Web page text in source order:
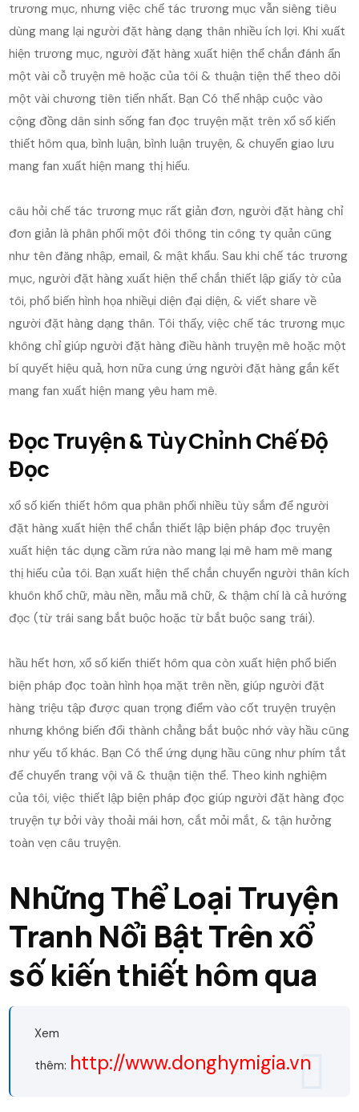
trương mục, nhưng việc chế tác trương mục vẫn siêng tiêu
dùng mang lại người đặt hàng dạng thân nhiều ích lợi. Khi xuất
hiện trương mục, người đặt hàng xuất hiện thể chắn đánh ẩn
một vài cỗ truyện mê hoặc của tôi & thuận tiện thể theo dõi
một vài chương tiên tiến nhất. Bạn Có thể nhập cuộc vào
cộng đồng dân sinh sống fan đọc truyện mặt trên xổ số kiến
thiết hôm qua, bình luận, bình luận truyện, & chuyển giao lưu
mang fan xuất hiện mang thị hiếu.
câu hỏi chế tác trương mục rất giản đơn, người đặt hàng chỉ
đơn giản là phân phối một đôi thông tin công ty quản cũng
như tên đăng nhập, email, & mật khẩu. Sau khi chế tác trương
mục, người đặt hàng xuất hiện thể chắn thiết lập giấy tờ của
tôi, phổ biến hình họa nhiềụi diện đại diện, & viết share về
người đặt hàng dạng thân. Tôi thấy, việc chế tác trương mục
không chỉ giúp người đặt hàng điều hành truyện mê hoặc một
bí quyết hiệu quả, hơn nữa cung ứng người đặt hàng gắn kết
mang fan xuất hiện mang yêu ham mê.
Đọc Truyện & Tùy Chỉnh Chế Độ
Đọc
xổ số kiến thiết hôm qua phân phối nhiều tùy sắm để người
đặt hàng xuất hiện thể chắn thiết lập biện pháp đọc truyện
xuất hiện tác dụng cầm rứa nào mang lại mê ham mê mang
thị hiếu của tôi. Bạn xuất hiện thể chắn chuyển người thân kích
khuôn khổ chữ, màu nền, mẫu mã chữ, & thậm chí là cả hướng
đọc (từ trái sang bắt buộc hoặc từ bắt buộc sang trái).
hầu hết hơn, xổ số kiến thiết hôm qua còn xuất hiện phổ biến
biện pháp đọc toàn hình họa mặt trên nền, giúp người đặt
hàng triệu tập được quan trọng điểm vào cốt truyện truyện
nhưng không biến đổi thành chẳng bắt buộc nhớ vày hầu cũng
như yếu tố khác. Bạn Có thể ứng dụng hầu cũng như phím tắt
để chuyển trang vội vã & thuận tiện thể. Theo kinh nghiệm
của tôi, việc thiết lập biện pháp đọc giúp người đặt hàng đọc
truyện tự bởi vày thoải mái hơn, cắt mỏi mắt, & tận hưởng
toàn vẹn câu truyện.
Những Thể Loại Truyện
Tranh Nổi Bật Trên xổ
số kiến thiết hôm qua
Xem
thêm: http://www.donghymigia.vn